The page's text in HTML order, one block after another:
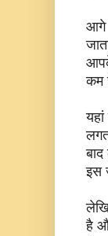
आगे
कम
इस
है